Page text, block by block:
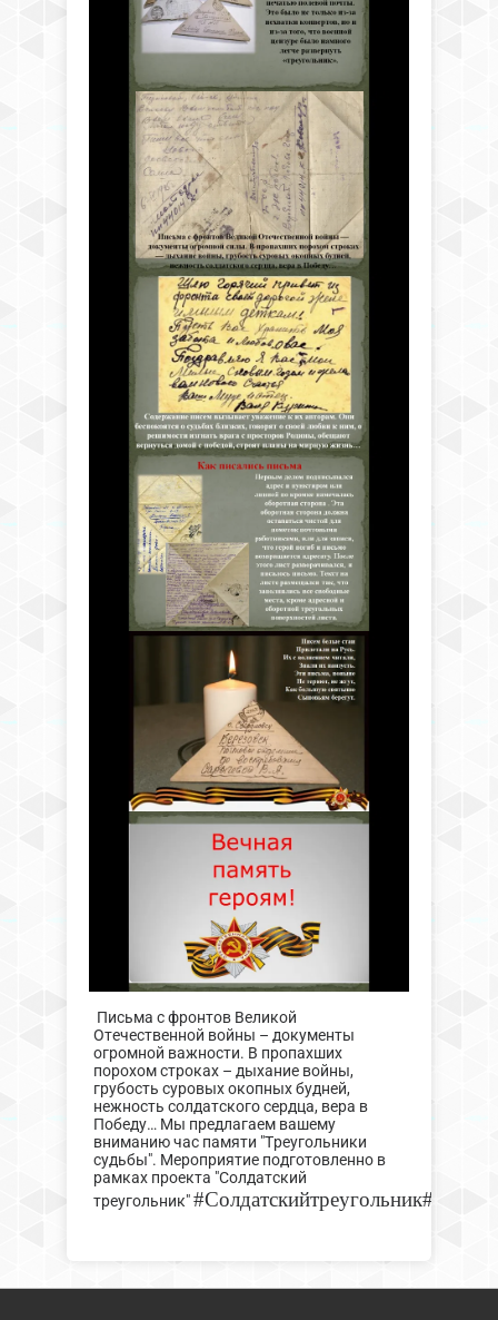
Письма с фронтов Великой
Отечественной войны – документы
огромной важности. В пропахших
порохом строках – дыхание войны,
грубость суровых окопных будней,
нежность солдатского сердца, вера в
Победу… Мы предлагаем вашему
вниманию час памяти "Треугольники
судьбы". Мероприятие подготовленно в
рамках проекта "Солдатский
треугольник"